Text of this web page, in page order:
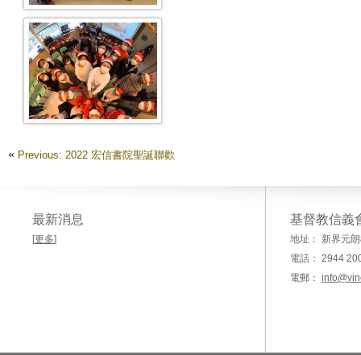
WhatsApp Image 2022-12-25 At
7.52.01 PM
« Previous: 2022 宏信書院聖誕聯歡
最新消息
[更多]
基督教信義
地址： 新界元
電話： 2944
電郵：